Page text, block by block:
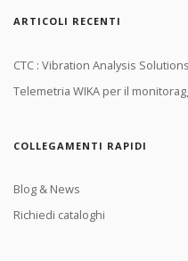
ARTICOLI RECENTI
CTC : Vibration Analysis
Telemetria WIKA per il
COLLEGAMENTI RAPIDI
Blog & News
Richiedi cataloghi